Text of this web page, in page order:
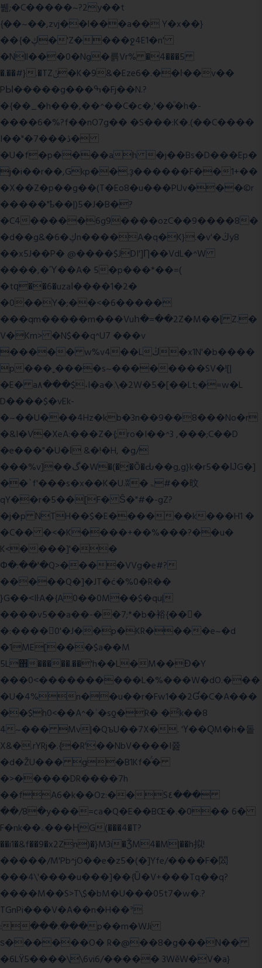
뷆;�C�����~?2y��t
{��~��,zvj��l���a�� Y�x��}
��{�ڮ�'Z����ջ4E1�n'
�Nll���0�Ng�륽Vr% �4���5
�.��#}.�TZݩ�K�9&�Eze6�.��ŀ��v��
PЫ�����g���ߒ�Fj��N.?
�{��_�h���,��^��C�c�,'��ͦ�h�-
����6�%?f��nO7 g�� �S���:K�.(��C����
I��"�7 ���ڎ�
�U�f�p����ah �j��Bs�D���Ep�
j�i��r��,Gkp��.ҙ������F��1+��
�X��Z�p��g��(T�Eo8�u���PUv���©r
�����"ҍ��|)5�J�B�?
�C4�����6g9����ozC��9����8�
�d��g&�6�ڮn����A�q�K}.�v'�ڭy8
��x5J��P� @����$JDI']Ƞ��VdL�^W
����,�Ύ��A� 5�p���*��=(
�tԛ��6�uzaІ����1�2�
�0��Y�;��<�6�����
���qm�����m���Vuհ�=��2Z�M��ɭ Z.�
V�Km> �N$��q^U7 ���v
����� w%v4��Lڭ�x1N'�b����
p���˿����s~��������SV�![|
�E� a٨���$˖I�a�.\�2W�5�[��Lt;�=w�L
D����$�vEk-
�~��U���4Hz�kb�3n��9��8���No�r
�&I�V�XeA:���Z�{;ro�I��^3 ,���;C��D
�e���"�U�ǀ &�!�H, �g/
���%v]��گ�W�(�̟�Õ�Ԃ��g,g}k�r5��ĲG�]
��`f'���s�x��K�U.ʬ�ۃ#��旼
qY��r�5��[F� Ŝ�"#�-gZ?
�j�p NTH��$�E������k���H1 �
�C�� �<�K����+��%���?��u�
K<����]'��
Փ�:��'�Q>����VVg�e#?
�����Q�]�JT�݁c�%0�R��
}G��˂IŀA�{A0��0M��$�qu|
����v5��a��-��7;*�b�裕{���ً
�:����0'�J��p�KR����e~�d
�1ME[���$a��M
5L΋�����.��'h��L�M��Ɖ�Y
���0˂����������L�%���W�dO.���
�U�4%n��u��r�Fw1��2Ɠ�C�A���
��$h0<��A^�ʿ�sƍ�R� �͗k��8
4~��� Mv|�QъU��7X�. 'Ү��ԚM�h�돝
X&�.rYRj�.{�R'��NbV����I쯆
�d�ŽU��� g�B1Kf�̈́�
�>�����DR����7h
��fA6�k��Oz:��S٤���
��/8�y���=ca�Q�E��BŒ�.�0�� 6�
F�nk��ۦ���ҢG(���4�T?
��i1�&f��9�x2Zn)�}M3i�ǮM4�M|��h拟!
�����/M'Pb^jO��e�z5�(�]Yfe/����F�閦
���4\'����u���]��{Ȕ�V+���Tq��q?
����M��S>T\$�bM�U���05t7�w�.?
TGnPi���V�A��n�H��ᐣ
:���.���p��m�WJi
ѕ������O� R�@��8�g���N��
�6LŸ5����\\6vi6/����� 3WěW�V�a}